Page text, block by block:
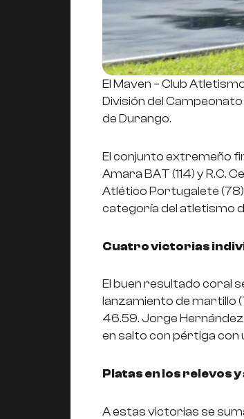
El Maven – Club
División del
de Durango.
El conjunto extremeño
Amara BAT (114) y R.C.
Atlético Portugalete (78)
categoría del atletismo
Cuatro victorias
El buen resultado coral
lanzamiento de martillo
46.59. Jorge Hernández
en salto con pértiga
Platas en los relevos
A estas victorias se